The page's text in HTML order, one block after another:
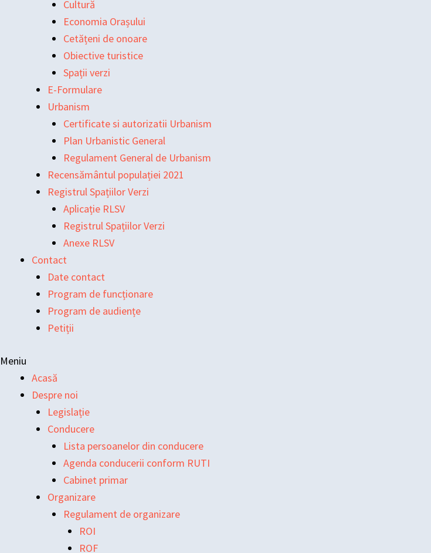
Cultură
Economia Orașului
Cetățeni de onoare
Obiective turistice
Spații verzi
E-Formulare
Urbanism
Certificate si autorizatii Urbanism
Plan Urbanistic General
Regulament General de Urbanism
Recensământul populației 2021
Registrul Spațiilor Verzi
Aplicație RLSV
Registrul Spațiilor Verzi
Anexe RLSV
Contact
Date contact
Program de funcționare
Program de audiențe
Petiții
Meniu
Acasă
Despre noi
Legislație
Conducere
Lista persoanelor din conducere
Agenda conducerii conform RUTI
Cabinet primar
Organizare
Regulament de organizare
ROI
ROF